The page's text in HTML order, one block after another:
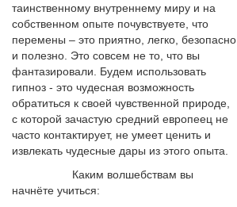
таинственному внутреннему миру и на
собственном опыте почувствуете, что
перемены – это приятно, легко, безопасно
и полезно. Это совсем не то, что вы
фантазировали. Будем использовать
гипноз - это чудесная возможность
обратиться к своей чувственной природе,
с которой зачастую средний европеец не
часто контактирует, не умеет ценить и
извлекать чудесные дары из этого опыта.
Каким волшебствам вы
начнёте учиться: